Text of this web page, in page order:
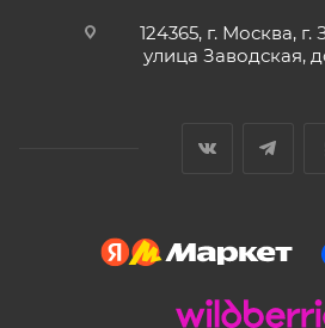
124365, г. Москва, г.
улица Заводская,